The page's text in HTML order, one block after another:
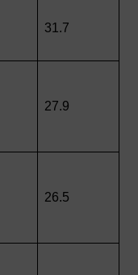
31.7
27.9
26.5